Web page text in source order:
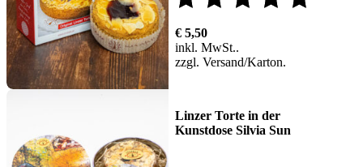
Bewertet
mit
5.00
€ 5,50
inkl. MwSt.
zzgl. Versand
Linzer Torte in der
Kunstdose Silvia Sun